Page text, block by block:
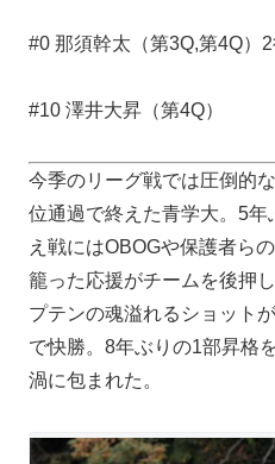
#0 那須幹太（第3Q,第4Q）
#10 澤井大昇（第4Q）
今季のリーグ戦では圧倒的
位通過で終えた青学大。5
え戦にはOBOGや保護者ら
籠った応援がチームを後押
プテンの魂溢れるショット
で快勝。8年ぶりの1部昇格
渦に包まれた。